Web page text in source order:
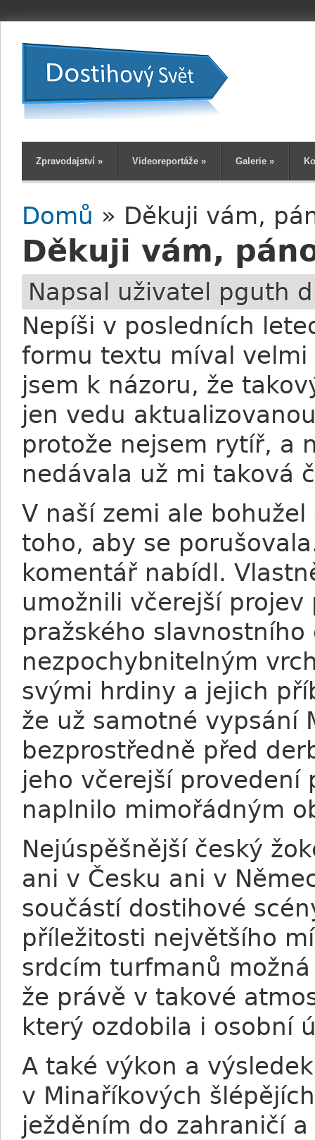
Zpravodajství » Videoreportáže » Galerie »
Jste zde
Domů » Děkuji vám,
Děkuji vám,
Napsal uživatel pguth
Nepíši v posledních
formu textu míval
jsem k názoru, že
jen vedu
protože nejsem rytíř, a
nedávala už mi taková
V naší zemi ale
toho, aby se
komentář nabídl.
umožnili včerejší
pražského
nezpochybnitelným
svými hrdiny a jejich
že už samotné vypsání
bezprostředně před
jeho včerejší provedení
naplnilo mimořádným
Nejúspěšnější český
ani v Česku ani v
součástí dostihové
příležitosti největšího
srdcím turfmanů
že právě v takové
který ozdobila i osobní
A také výkon a
v Minaříkových
ježděním do zahraničí